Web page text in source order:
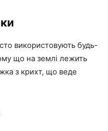
використовують будь-
що на землі лежить
з крихт, що веде